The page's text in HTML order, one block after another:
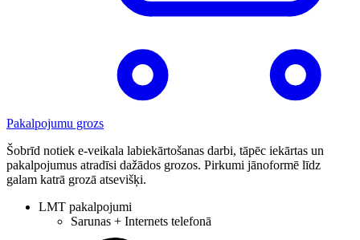
Pakalpojumu grozs
Šobrīd notiek e-veikala labiekārtošanas darbi, tāpēc iekārtas un
pakalpojumus atradīsi dažādos grozos. Pirkumi jānoformē līdz
galam katrā grozā atsevišķi.
LMT pakalpojumi
Sarunas + Internets telefonā